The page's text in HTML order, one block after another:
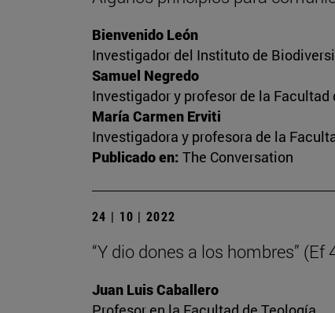
Bienvenido León
Investigador del Instituto de
Samuel Negredo
Investigador y profesor de la
María Carmen Erviti
Investigadora y profesora de la
Publicado en: The Conversation
24 | 10 | 2022
“Y dio dones a los hombres” (Ef
Juan Luis Caballero